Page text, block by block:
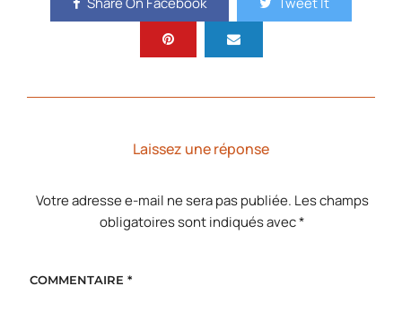
Laissez une réponse
Votre adresse e-mail ne sera pas publiée. Les champs
obligatoires sont indiqués avec*
COMMENTAIRE *